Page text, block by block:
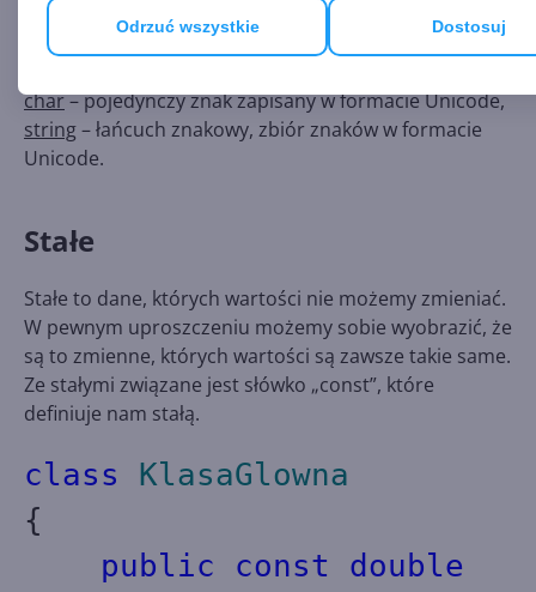
Odrzuć wszystkie Dostosuj
long
– 64-bitowa liczba całkowita,
float
– 32-bitowa liczba zmiennoprzecinkowa,
char– pojedynczy znak zapisany w formacie Unicode,
string– łańcuch znakowy, zbiór znaków w formacie
Unicode.
Stałe
Stałe to dane, których wartości nie możemy zmieniać.
W pewnym uproszczeniu możemy sobie wyobrazić, że
są to zmienne, których wartości są zawsze takie same.
Ze stałymi związane jest słówko „const”, które
definiuje nam stałą.
class
KlasaGlowna
{
public
const
double